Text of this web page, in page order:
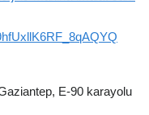
E-90 karayolu